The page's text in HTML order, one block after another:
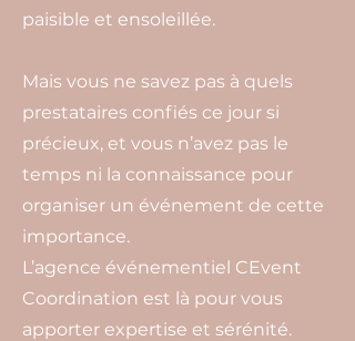
paisible et ensoleillée.
Mais vous ne savez pas à quels
prestataires confiés ce jour si
précieux, et vous n’avez pas le
temps ni la connaissance pour
organiser un événement de cette
importance.
L’agence événementiel CEvent
Coordination est là pour vous
apporter expertise et sérénité.